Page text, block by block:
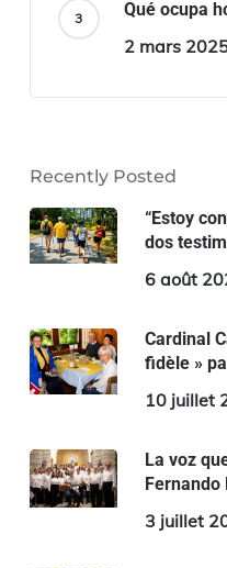
Qué ocupa
2 mars
Recently Posted
“Estoy
dos
6 août
Cardinal
fidèle »
10 juillet
La voz
Fernando
3 juillet